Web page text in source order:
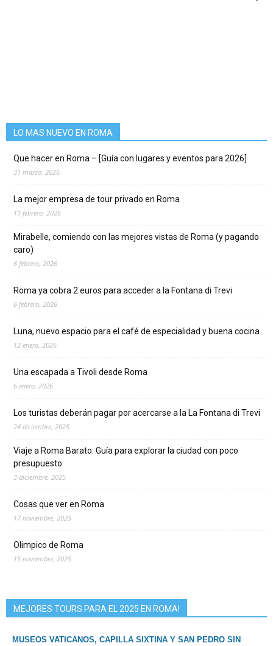
LO MAS NUEVO EN ROMA
Que hacer en Roma – [Guía con lugares y eventos para 2026]
31 marzo, 2026
La mejor empresa de tour privado en Roma
11 febrero, 2026
Mirabelle, comiendo con las mejores vistas de Roma (y pagando
caro)
6 febrero, 2026
Roma ya cobra 2 euros para acceder a la Fontana di Trevi
6 febrero, 2026
Luna, nuevo espacio para el café de especialidad y buena cocina
12 enero, 2026
Una escapada a Tivoli desde Roma
6 enero, 2026
Los turistas deberán pagar por acercarse a la La Fontana di Trevi
24 diciembre, 2025
Viaje a Roma Barato: Guía para explorar la ciudad con poco
presupuesto
3 diciembre, 2025
Cosas que ver en Roma
17 noviembre, 2025
Olimpico de Roma
15 noviembre, 2025
MEJORES TOURS PARA EL 2025 EN ROMA!
MUSEOS VATICANOS, CAPILLA SIXTINA Y SAN PEDRO SIN